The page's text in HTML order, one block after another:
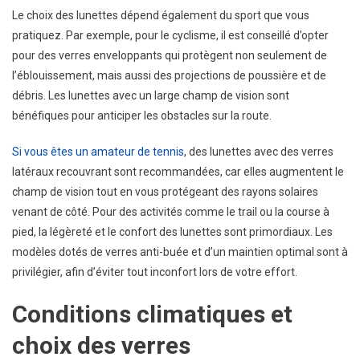
Le choix des lunettes dépend également du sport que vous
pratiquez. Par exemple, pour le cyclisme, il est conseillé d’opter
pour des verres enveloppants qui protègent non seulement de
l’éblouissement, mais aussi des projections de poussière et de
débris. Les lunettes avec un large champ de vision sont
bénéfiques pour anticiper les obstacles sur la route.
Si vous êtes un amateur de tennis, des lunettes avec des verres
latéraux recouvrant sont recommandées, car elles augmentent le
champ de vision tout en vous protégeant des rayons solaires
venant de côté. Pour des activités comme le trail ou la course à
pied, la légèreté et le confort des lunettes sont primordiaux. Les
modèles dotés de verres anti-buée et d’un maintien optimal sont à
privilégier, afin d’éviter tout inconfort lors de votre effort.
Conditions climatiques et
choix des verres